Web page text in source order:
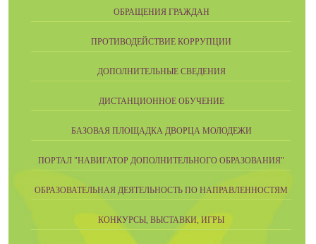
ОБРАЩЕНИЯ ГРАЖДАН
ПРОТИВОДЕЙСТВИЕ КОРРУПЦИИ
ДОПОЛНИТЕЛЬНЫЕ СВЕДЕНИЯ
ДИСТАНЦИОННОЕ ОБУЧЕНИЕ
БАЗОВАЯ ПЛОЩАДКА ДВОРЦА МОЛОДЕЖИ
ПОРТАЛ "НАВИГАТОР ДОПОЛНИТЕЛЬНОГО ОБРАЗОВАНИЯ"
ОБРАЗОВАТЕЛЬНАЯ ДЕЯТЕЛЬНОСТЬ ПО НАПРАВЛЕННОСТЯМ
КОНКУРСЫ, ВЫСТАВКИ, ИГРЫ